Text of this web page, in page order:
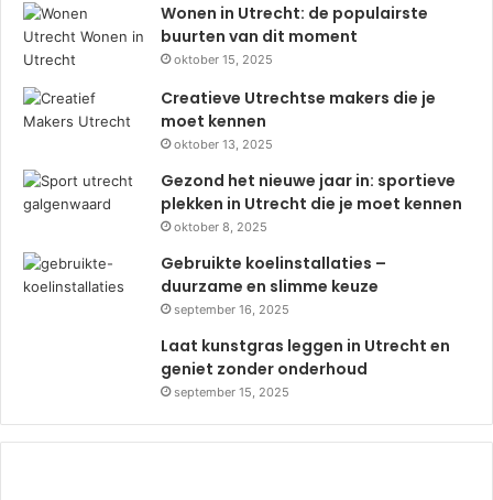
Wonen in Utrecht: de populairste
buurten van dit moment
oktober 15, 2025
Creatieve Utrechtse makers die je
moet kennen
oktober 13, 2025
Gezond het nieuwe jaar in: sportieve
plekken in Utrecht die je moet kennen
oktober 8, 2025
Gebruikte koelinstallaties –
duurzame en slimme keuze
september 16, 2025
Laat kunstgras leggen in Utrecht en
geniet zonder onderhoud
september 15, 2025